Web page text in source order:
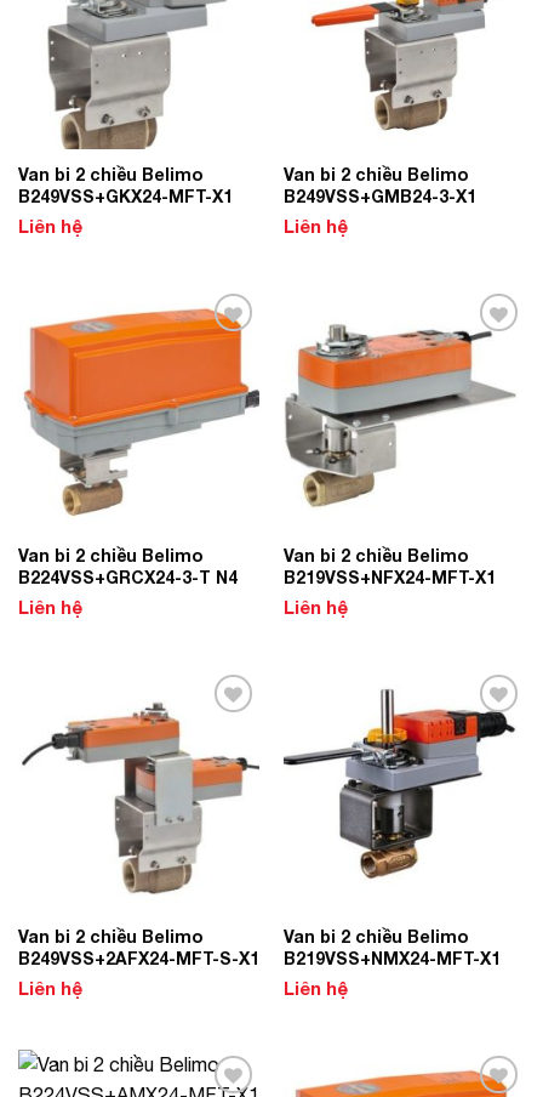
Van bi 2 chiều Belimo
B249VSS+GKX24-MFT-X1
Liên hệ
Van bi 2 chiều Belimo
B249VSS+GMB24-3-X1
Liên hệ
Van bi 2 chiều Belimo
B224VSS+GRCX24-3-T N4
Liên hệ
Add to
Wishlist
Van bi 2 chiều Belimo
B219VSS+NFX24-MFT-X1
Liên hệ
Van bi 2 chiều Belimo
B249VSS+2AFX24-MFT-S-X1
Liên hệ
Add to
Wishlist
Van bi 2 chiều Belimo
B219VSS+NMX24-MFT-X1
Liên hệ